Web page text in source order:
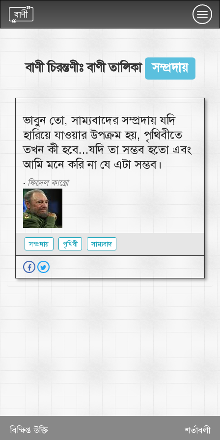
বাণী চিরন্তণীঃ বাণী তালিকা সম্প্রদায়
ভাবুন তো, সাম্যবাদের সম্প্রদায় যদি
হারিয়ে যাওয়ার উপক্রম হয়, পৃথিবীতে
তখন কী হবে...যদি তা সম্ভব হতো এবং
আমি মনে করি না যে এটা সম্ভব।
- ফিদেল কাস্ত্রো
সম্প্রদায় পৃথিবী সাম্যবাদ
বিক্ষিপ্ত উক্তি শর্তাবলী